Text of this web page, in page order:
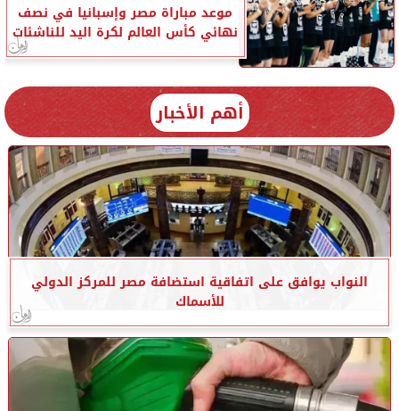
موعد مباراة مصر وإسبانيا في نصف
نهائي كأس العالم لكرة اليد للناشئات
أهم الأخبار
النواب يوافق على اتفاقية استضافة مصر للمركز الدولي
للأسماك